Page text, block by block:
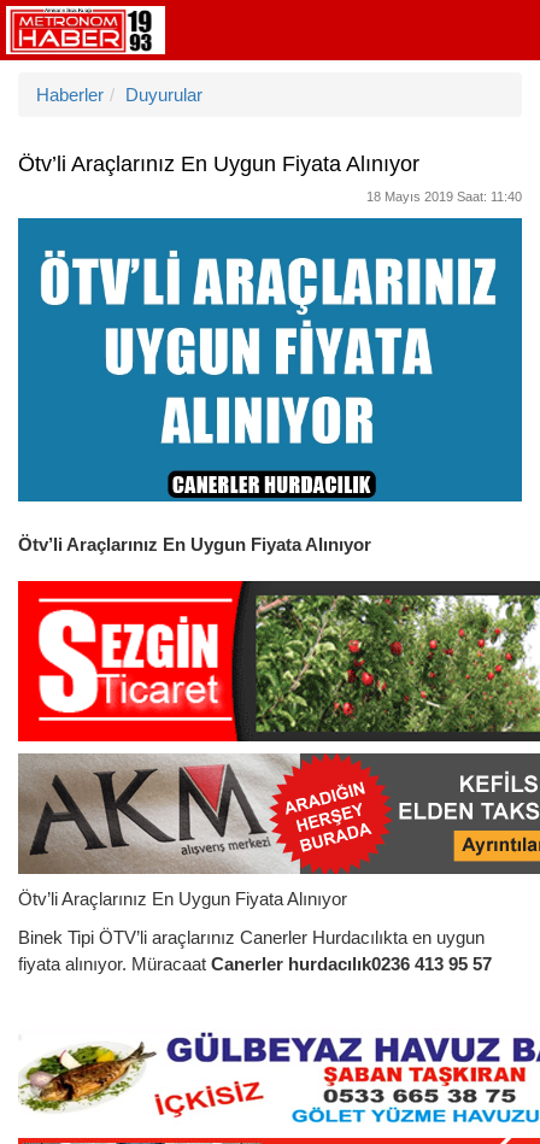
Haberler Duyurular
Ötv’li Araçlarınız En Uygun Fiyata Alınıyor
18 Mayıs 2019 Saat: 11:40
Ötv’li Araçlarınız En Uygun Fiyata Alınıyor
Ötv’li Araçlarınız En Uygun Fiyata Alınıyor
Binek Tipi ÖTV’li araçlarınız Canerler Hurdacılıkta en uygun
fiyata alınıyor. Müracaat Canerler hurdacılık0236 413 95 57